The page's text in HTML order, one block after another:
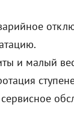
и малый